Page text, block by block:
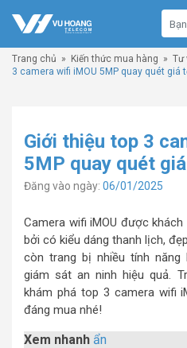
Trang chủ » Kiến thức mua hàng » Tư
3 camera wifi iMOU 5MP quay quét giá
Giới thiệu top 3
5MP quay quét
Đăng vào ngày: 06/01/2025
Camera wifi iMOU được
bởi có kiểu dáng thanh lịch,
còn trang bị nhiều tính
giám sát an ninh hiệu quả.
khám phá top 3 camera wifi
đáng mua nhé!
Xem nhanh ẩn